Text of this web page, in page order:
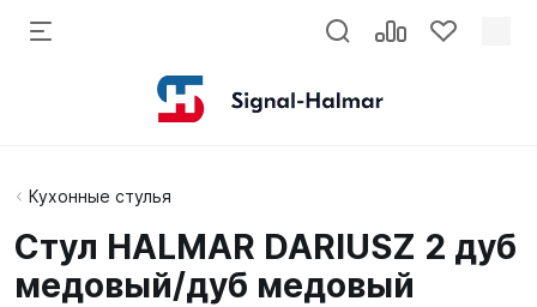
Кухонные стулья
Стул HALMAR DARIUSZ 2 дуб
медовый/дуб медовый